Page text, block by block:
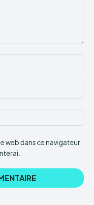
:*
:*
:
web dans ce navigateur